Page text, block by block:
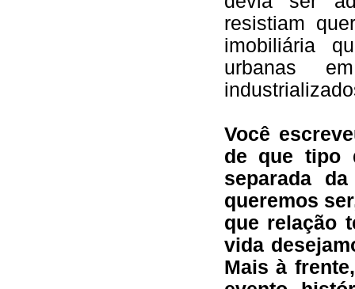
resistiam
imobiliária
urbanas
Você
de que tipo
separada
queremos
que relação
vida
Mais à